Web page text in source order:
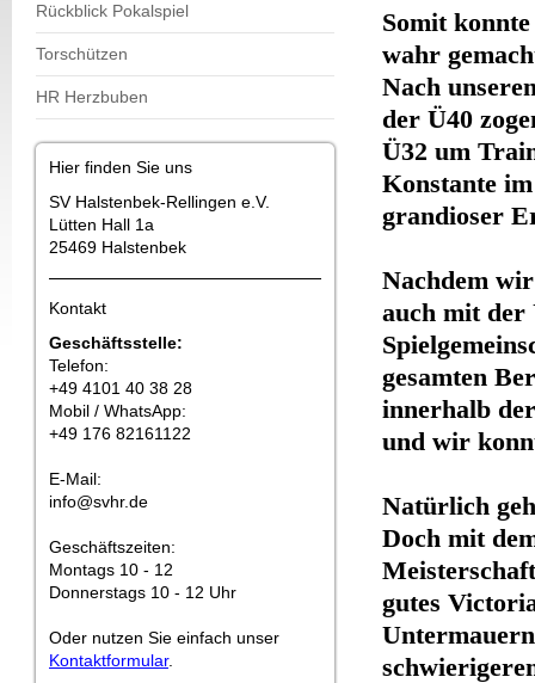
Rückblick Pokalspiel
Torschützen
HR Herzbuben
Hier finden Sie uns
SV Halstenbek-Rellingen e.V.
Lütten Hall 1a
25469 Halstenbek
Kontakt
Geschäftsstelle:
Telefon:
+49 4101 40 38 28
Mobil / WhatsApp:
+49 176 82161122
E-Mail:
info@svhr.de
Geschäftszeiten:
Montags 10 - 12
Donnerstags 10 - 12 Uhr
Oder nutzen Sie einfach unser
Kontaktformular.
Somit
wahr
Nach
der Ü40
Ü32 um
Konstante
grandioser
Nachdem
auch mit der
gesamten
innerhalb
und wir
Natürlich
Doch mit
gutes